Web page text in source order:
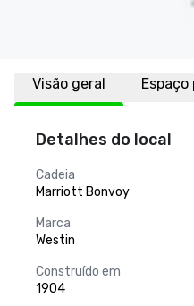
Visão geral
Detalhes do local
Cadeia
Marriott Bonvoy
Marca
Westin
Construído em
1904